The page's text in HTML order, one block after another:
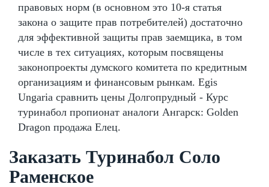
правовых норм (в основном это 10-я статья
закона о защите прав потребителей) достаточно
для эффективной защиты прав заемщика, в том
числе в тех ситуациях, которым посвящены
законопроекты думского комитета по кредитным
организациям и финансовым рынкам. Egis
Ungaria сравнить цены Долгопрудный - Курс
туринабол пропионат аналоги Ангарск: Golden
Dragon продажа Елец.
Заказать Туринабол Соло
Раменское